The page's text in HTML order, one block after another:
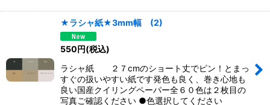
★ラシャ紙★3mm幅 (2)
550円(税込)
ラシャ紙 ２７cmのショート丈でピン！とまっ
すぐの扱いやすい紙です発色も良く、巻き心地も
良い国産クイリングペーパー全６０色は２枚目の
写真ご確認ください ●色選択してください